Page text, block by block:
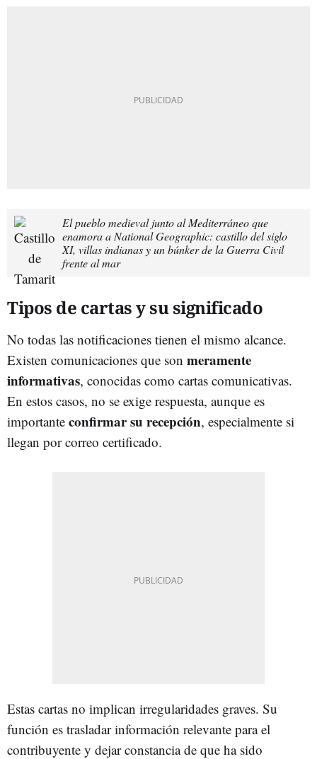
El pueblo medieval junto al Mediterráneo que
enamora a National Geographic: castillo del siglo
XI, villas indianas y un búnker de la Guerra Civil
frente al mar
Tipos de cartas y su significado
No todas las notificaciones tienen el mismo alcance.
Existen comunicaciones que son meramente
informativas, conocidas como cartas comunicativas.
En estos casos, no se exige respuesta, aunque es
importante confirmar su recepción, especialmente si
llegan por correo certificado.
Estas cartas no implican irregularidades graves. Su
función es trasladar información relevante para el
contribuyente y dejar constancia de que ha sido